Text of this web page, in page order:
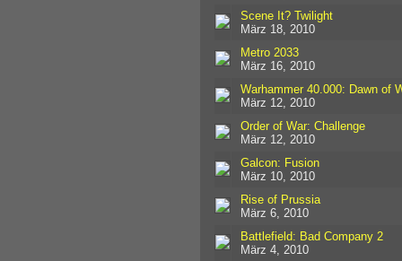
Scene It? Twilight
März 18, 2010
Metro 2033
März 16, 2010
Warhammer 40.000: Dawn of
März 12, 2010
Order of War: Challenge
März 12, 2010
Galcon: Fusion
März 10, 2010
Rise of Prussia
März 6, 2010
Battlefield: Bad Company 2
März 4, 2010